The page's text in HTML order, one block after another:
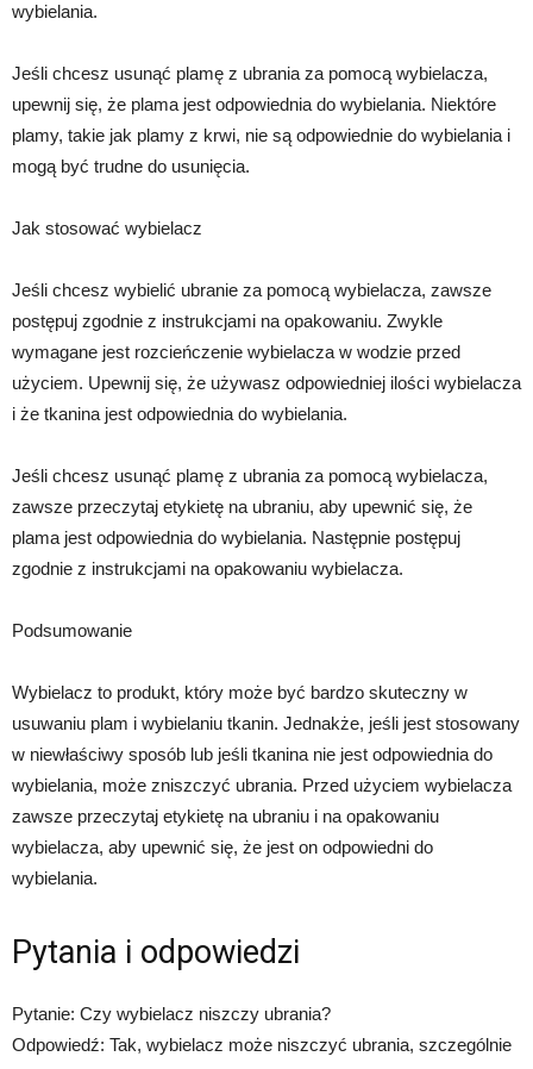
wybielania.
Jeśli chcesz usunąć plamę z ubrania za pomocą wybielacza,
upewnij się, że plama jest odpowiednia do wybielania. Niektóre
plamy, takie jak plamy z krwi, nie są odpowiednie do wybielania i
mogą być trudne do usunięcia.
Jak stosować wybielacz
Jeśli chcesz wybielić ubranie za pomocą wybielacza, zawsze
postępuj zgodnie z instrukcjami na opakowaniu. Zwykle
wymagane jest rozcieńczenie wybielacza w wodzie przed
użyciem. Upewnij się, że używasz odpowiedniej ilości wybielacza
i że tkanina jest odpowiednia do wybielania.
Jeśli chcesz usunąć plamę z ubrania za pomocą wybielacza,
zawsze przeczytaj etykietę na ubraniu, aby upewnić się, że
plama jest odpowiednia do wybielania. Następnie postępuj
zgodnie z instrukcjami na opakowaniu wybielacza.
Podsumowanie
Wybielacz to produkt, który może być bardzo skuteczny w
usuwaniu plam i wybielaniu tkanin. Jednakże, jeśli jest stosowany
w niewłaściwy sposób lub jeśli tkanina nie jest odpowiednia do
wybielania, może zniszczyć ubrania. Przed użyciem wybielacza
zawsze przeczytaj etykietę na ubraniu i na opakowaniu
wybielacza, aby upewnić się, że jest on odpowiedni do
wybielania.
Pytania i odpowiedzi
Pytanie: Czy wybielacz niszczy ubrania?
Odpowiedź: Tak, wybielacz może niszczyć ubrania, szczególnie